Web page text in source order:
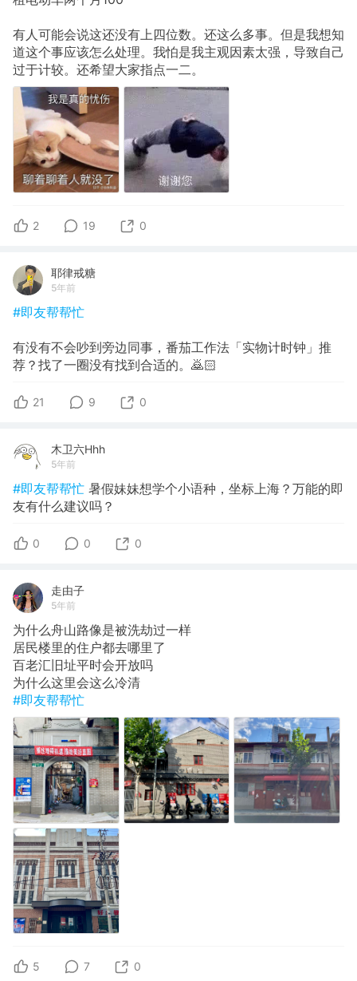
有人可能会说这还没有上四位数。还这么多事。但是我想知
道这个事应该怎么处理。我怕是我主观因素太强，导致自己
过于计较。还希望大家指点一二。
2 19 0
耶律戒糖
5年前
#即友帮帮忙
有没有不会吵到旁边同事，番茄工作法「实物计时钟」推
荐？找了一圈没有找到合适的。🙇🏻
21 9 0
木卫六Hhh
5年前
#即友帮帮忙 暑假妹妹想学个小语种，坐标上海？万能的即
友有什么建议吗？
0 0 0
走由子
5年前
为什么舟山路像是被洗劫过一样
居民楼里的住户都去哪里了
百老汇旧址平时会开放吗
为什么这里会这么冷清
#即友帮帮忙
5 7 0